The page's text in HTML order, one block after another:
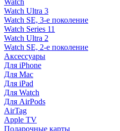
Watch
Watch Ultra 3
Watch SE, 3-е поколение
Watch Series 11
Watch Ultra 2
Watch SE, 2-е поколение
Аксессуары
Для iPhone
Для Mac
Для iPad
Для Watch
Для AirPods
AirTag
Apple TV
Подарочные карты